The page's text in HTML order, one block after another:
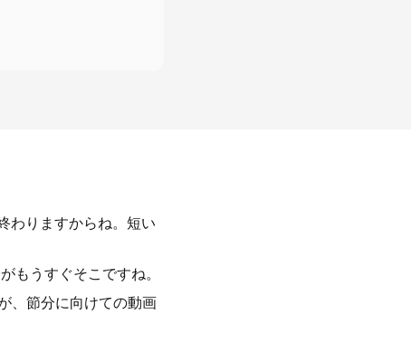
わりますからね。短い
もうすぐそこですね。
、節分に向けての動画